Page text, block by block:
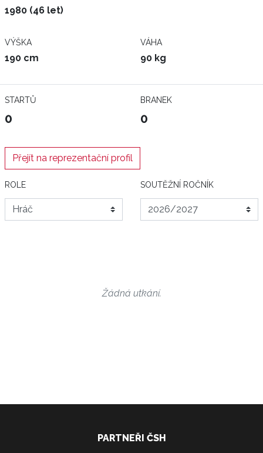
1980 (46 let)
VÝŠKA
190 cm
VÁHA
90 kg
STARTŮ
0
BRANEK
0
Přejít na reprezentační profil
ROLE SOUTĚŽNÍ ROČNÍK
Žádná utkání.
PARTNEŘI ČSH